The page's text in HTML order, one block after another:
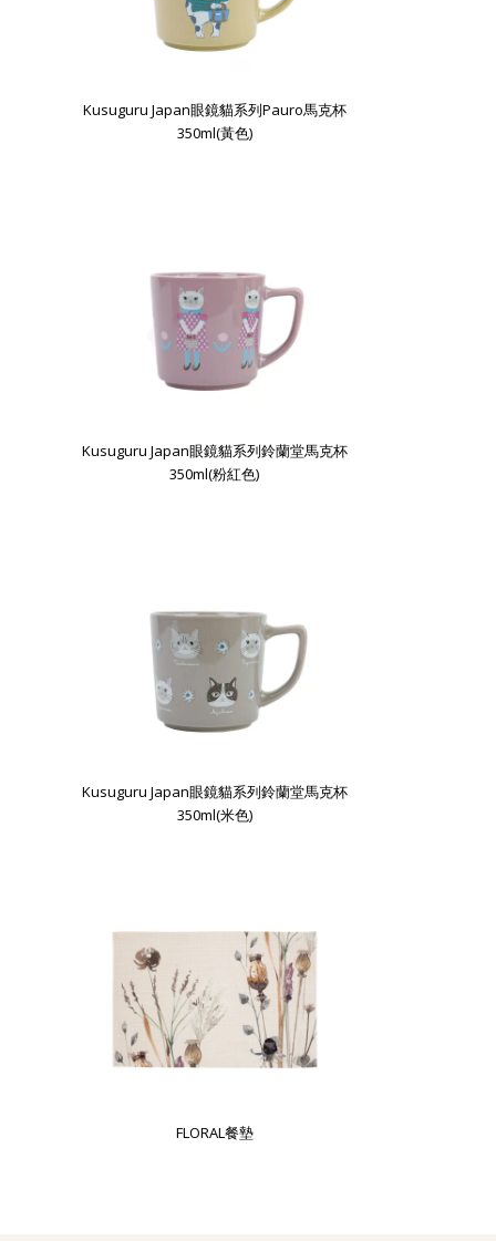
Kusuguru Japan眼鏡貓系列Pauro馬克杯
350ml(黃色)
Kusuguru Japan眼鏡貓系列鈴蘭堂馬克杯
350ml(粉紅色)
Kusuguru Japan眼鏡貓系列鈴蘭堂馬克杯
350ml(米色)
FLORAL餐墊